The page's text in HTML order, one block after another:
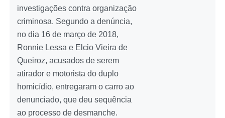
investigações contra organização
criminosa. Segundo a denúncia,
no dia 16 de março de 2018,
Ronnie Lessa e Elcio Vieira de
Queiroz, acusados de serem
atirador e motorista do duplo
homicídio, entregaram o carro ao
denunciado, que deu sequência
ao processo de desmanche.